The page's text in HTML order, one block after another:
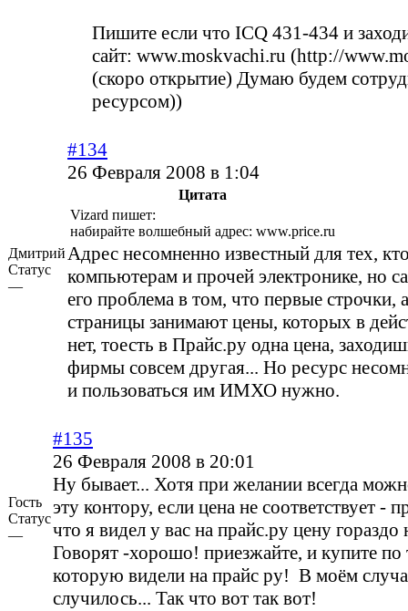
Пишите если что ICQ 431-434 и
сайт: www.moskvachi.ru (http://
(скоро открытие) Думаю будем
ресурсом))
Дмитрий
Статус
—
#134
26 Февраля 2008 в 1:04
Цитата
Vizard пишет:
набирайте волшебный адрес: www.price.ru
Адрес несомненно известный для тех,
компьютерам и прочей электронике, но
его проблема в том, что первые строчки,
страницы занимают цены, которых в
нет, тоесть в Прайс.ру одна цена,
фирмы совсем другая... Но ресурс
и пользоваться им ИМХО нужно.
Гость
Статус
—
#135
26 Февраля 2008 в 20:01
Ну бывает... Хотя при желании всегда
эту контору, если цена не соответствует -
что я видел у вас на прайс.ру цену
Говорят -хорошо! приезжайте, и купите по
которую видели на прайс ру! В моём
случилось... Так что вот так вот!